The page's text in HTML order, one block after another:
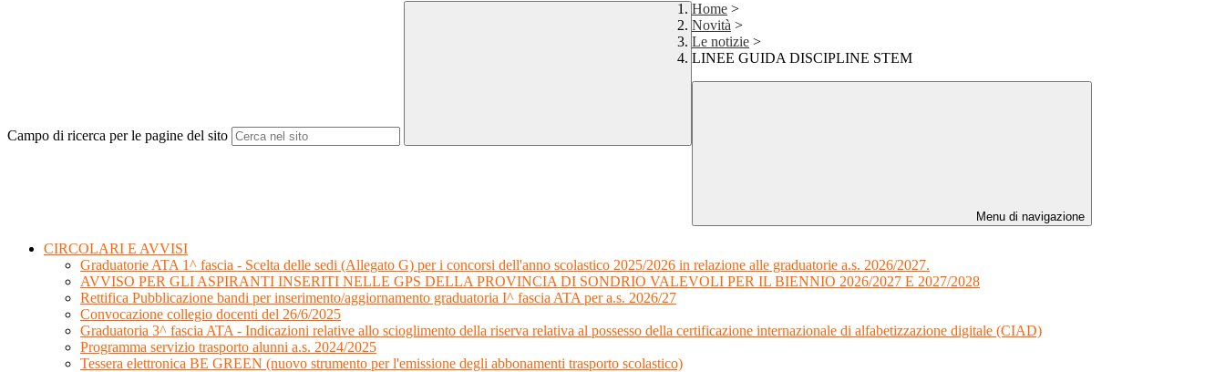
Campo di ricerca per le pagine del sito
Home >
Novità >
Le notizie >
LINEE GUIDA DISCIPLINE STEM
Menu di navigazione
CIRCOLARI E AVVISI
Graduatorie ATA 1^ fascia - Scelta delle sedi (Allegato G) per i concorsi dell'anno scolastico 2025/2026 in relazione alle graduatorie a.s. 2026/2027.
AVVISO PER GLI ASPIRANTI INSERITI NELLE GPS DELLA PROVINCIA DI SONDRIO VALEVOLI PER IL BIENNIO 2026/2027 E 2027/2028
Rettifica Pubblicazione bandi per inserimento/aggiornamento graduatoria I^ fascia ATA per a.s. 2026/27
Convocazione collegio docenti del 26/6/2025
Graduatoria 3^ fascia ATA - Indicazioni relative allo scioglimento della riserva relativa al possesso della certificazione internazionale di alfabetizzazione digitale (CIAD)
Programma servizio trasporto alunni a.s. 2024/2025
Tessera elettronica BE GREEN (nuovo strumento per l'emissione degli abbonamenti trasporto scolastico)